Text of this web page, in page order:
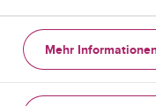
Mehr